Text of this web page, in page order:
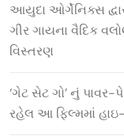
આયુદા ઓર્ગેનિક્સ
ગીર ગાયના વૈદિક
વિસ્તરણ
‘ગેટ સેટ ગો’ નું
રહેલ આ ફિલ્મમાં